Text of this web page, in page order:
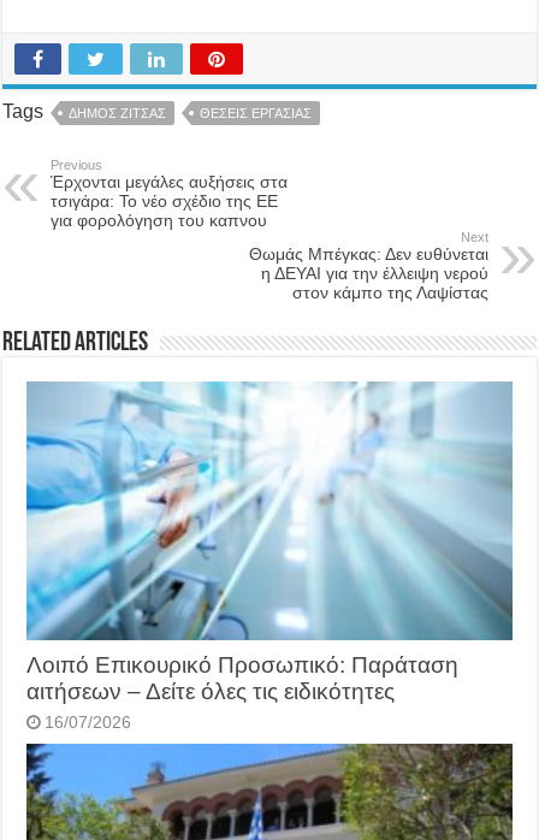
Tags ΔΗΜΟΣ ΖΙΤΣΑΣ ΘΕΣΕΙΣ ΕΡΓΑΣΙΑΣ
Previous
Έρχονται μεγάλες αυξήσεις στα
τσιγάρα: Το νέο σχέδιο της ΕΕ
για φορολόγηση του καπνου
Next
Θωμάς Μπέγκας: Δεν ευθύνεται
η ΔΕΥΑΙ για την έλλειψη νερού
στον κάμπο της Λαψίστας
Related Articles
Λοιπό Επικουρικό Προσωπικό: Παράταση
αιτήσεων – Δείτε όλες τις ειδικότητες
16/07/2026